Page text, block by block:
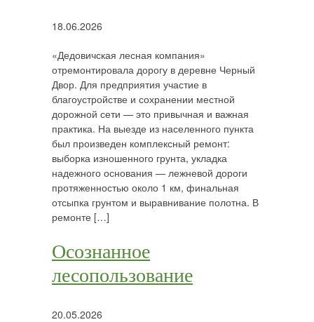
18.06.2026
«Дедовичская лесная компания»
отремонтировала дорогу в деревне Черный
Двор. Для предприятия участие в
благоустройстве и сохранении местной
дорожной сети — это привычная и важная
практика. На выезде из населенного пункта
был произведен комплексный ремонт:
выборка изношенного грунта, укладка
надежного основания — лежневой дороги
протяженностью около 1 км, финальная
отсыпка грунтом и выравнивание полотна. В
ремонте […]
Осознанное
лесопользование
20.05.2026